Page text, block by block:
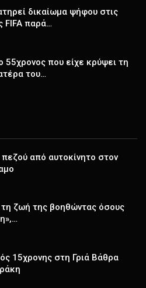
δικαίωμα ψήφου στις
FIFA παρά…
55χρονος που είχε κρύψει τη
του…
από αυτοκίνητο στον
ζωή της βοηθώντας όσους
15χρονης στη Γριά Βάθρα